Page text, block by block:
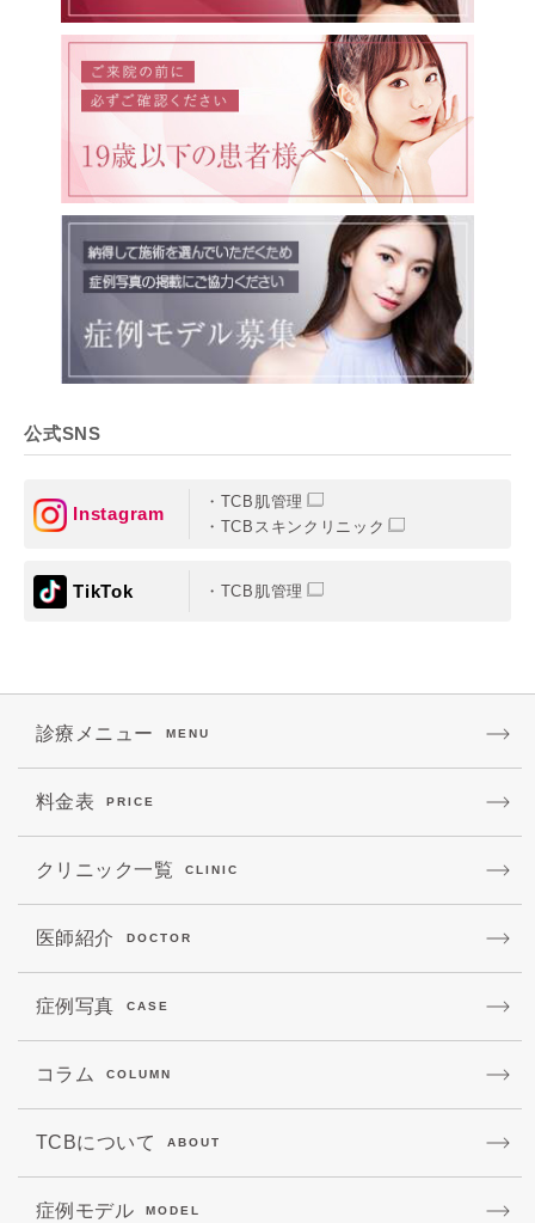
公式SNS
Instagram
TCB肌管理
TCBスキンクリニック
TikTok TCB肌管理
診療メニュー MENU
料金表 PRICE
クリニック一覧 CLINIC
医師紹介 DOCTOR
症例写真 CASE
コラム COLUMN
TCBについて ABOUT
症例モデル MODEL